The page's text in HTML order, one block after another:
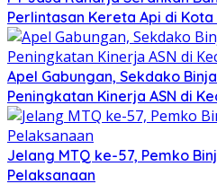
Perlintasan Kereta Api di Kota
Apel Gabungan, Sekdako
Peningkatan Kinerja ASN di
Jelang MTQ ke-57, Pemko
Pelaksanaan